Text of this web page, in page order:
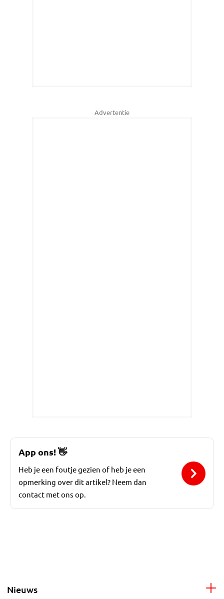
Advertentie
App ons!👋
Heb je een foutje gezien of heb je een
opmerking over dit artikel? Neem dan
contact met ons op.
Nieuws